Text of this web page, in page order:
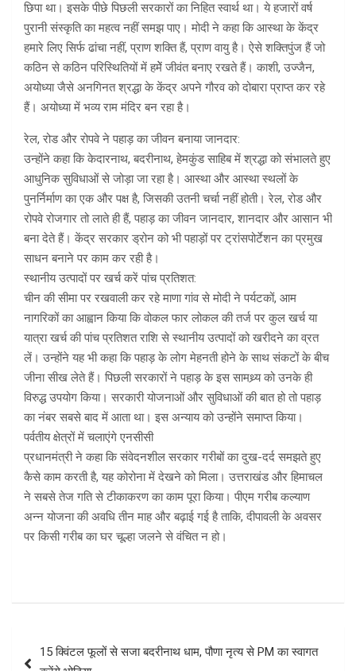
छिपा था। इसके पीछे पिछली सरकारों का निहित स्वार्थ था। ये हजारों वर्ष
पुरानी संस्कृति का महत्व नहीं समझ पाए। मोदी ने कहा कि आस्था के केंद्र
हमारे लिए सिर्फ ढांचा नहीं, प्राण शक्ति हैं, प्राण वायु है। ऐसे शक्तिपुंज हैं जो
कठिन से कठिन परिस्थितियों में हमेें जीवंत बनाए रखते हैं। काशी, उज्जैन,
अयोध्या जैसे अनगिनत श्रद्धा के केंद्र अपने गौरव को दोबारा प्राप्त कर रहे
हैं। अयोध्या में भव्य राम मंदिर बन रहा है।
रेल, रोड और रोपवे ने पहाड़ का जीवन बनाया जानदार:
उन्होंने कहा कि केदारनाथ, बदरीनाथ, हेमकुंड साहिब में श्रद्धा को संभालते हुए
आधुनिक सुविधाओं से जोड़ा जा रहा है। आस्था और आस्था स्थलों के
पुनर्निर्माण का एक और पक्ष है, जिसकी उतनी चर्चा नहीं होती। रेल, रोड और
रोपवे रोजगार तो लाते ही हैं, पहाड़ का जीवन जानदार, शानदार और आसान भी
बना देते हैं। केंद्र सरकार ड्रोन को भी पहाड़ों पर ट्रांसपोर्टेशन का प्रमुख
साधन बनाने पर काम कर रही है।
स्थानीय उत्पादों पर खर्च करें पांच प्रतिशत:
चीन की सीमा पर रखवाली कर रहे माणा गांव से मोदी ने पर्यटकों, आम
नागरिकों का आह्वान किया कि वोकल फार लोकल की तर्ज पर कुल खर्च या
यात्रा खर्च की पांच प्रतिशत राशि से स्थानीय उत्पादों को खरीदने का व्रत
लें। उन्होंने यह भी कहा कि पहाड़ के लोग मेहनती होने के साथ संकटों के बीच
जीना सीख लेते हैं। पिछली सरकारों ने पहाड़ के इस सामथ्र्य को उनके ही
विरुद्ध उपयोग किया। सरकारी योजनाओं और सुविधाओं की बात हो तो पहाड़
का नंबर सबसे बाद में आता था। इस अन्याय को उन्होंने समाप्त किया।
पर्वतीय क्षेत्रों में चलाएंगे एनसीसी
प्रधानमंत्री ने कहा कि संवेदनशील सरकार गरीबों का दुख-दर्द समझते हुए
कैसे काम करती है, यह कोरोना में देखने को मिला। उत्तराखंड और हिमाचल
ने सबसे तेज गति से टीकाकरण का काम पूरा किया। पीएम गरीब कल्याण
अन्न योजना की अवधि तीन माह और बढ़ाई गई है ताकि, दीपावली के अवसर
पर किसी गरीब का घर चूल्हा जलने से वंचित न हो।
navigation
15 क्विंटल फूलों से सजा बदरीनाथ धाम, पौणा नृत्य से PM का स्वागत